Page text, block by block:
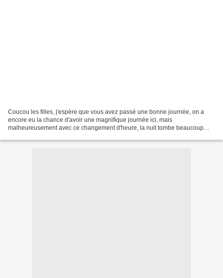
Coucou les filles, j'espère que vous avez passé une bonne journée, on a
encore eu la chance d'avoir une magnifique journée ici, mais
malheureusement avec ce changement d'heure, la nuit tombe beaucoup